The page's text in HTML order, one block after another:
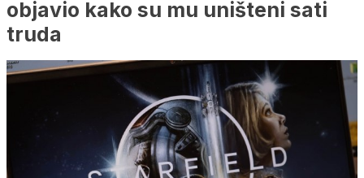
objavio kako su mu uništeni sati
truda